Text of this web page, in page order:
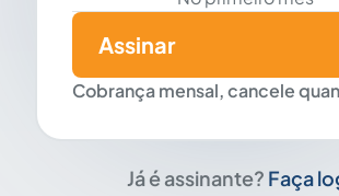
Cobrança mensal, cancele
Assinar
Já é assinante? Faça